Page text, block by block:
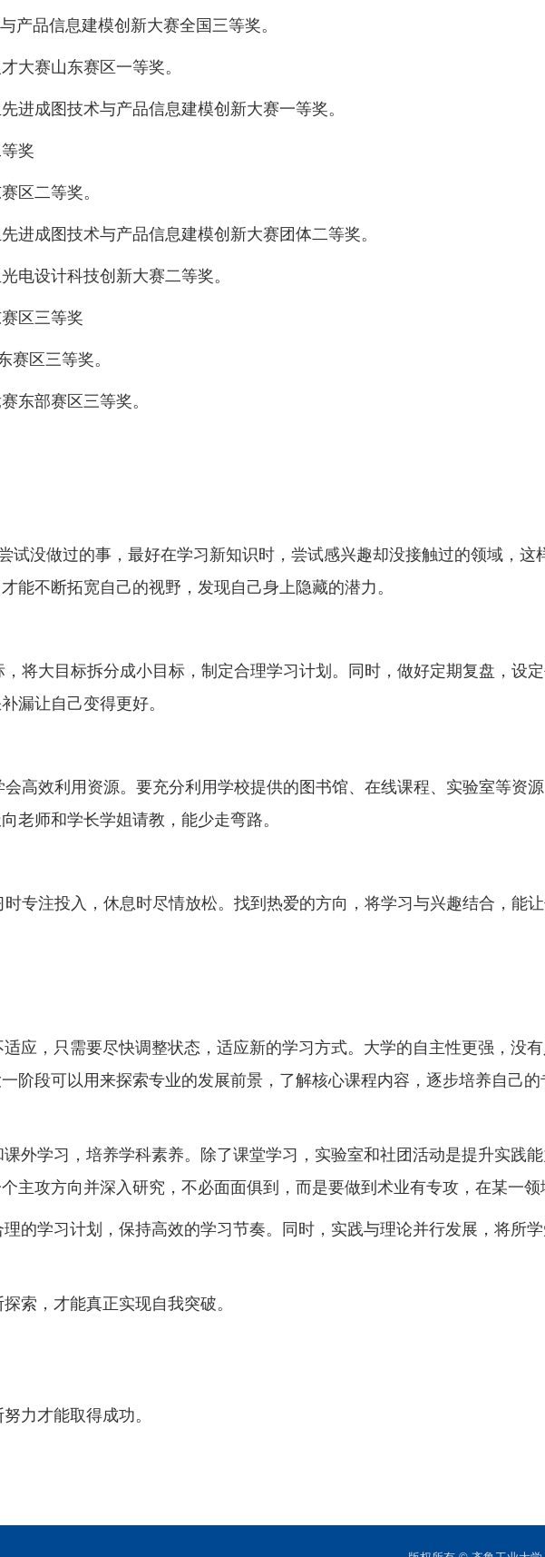
产品信息建模创新大赛全国三等奖。
大赛山东赛区一等奖。
进成图技术与产品信息建模创新大赛一等奖。
奖
区二等奖。
进成图技术与产品信息建模创新大赛团体二等奖。
电设计科技创新大赛二等奖。
区三等奖
赛区三等奖。
东部赛区三等奖。
试没做过的事，最好在学习新知识时，尝试感兴趣却没接触过的领域，这
能不断拓宽自己的视野，发现自己身上隐藏的潜力。
将大目标拆分成小目标，制定合理学习计划。同时，做好定期复盘，设
漏让自己变得更好。
高效利用资源。要充分利用学校提供的图书馆、在线课程、实验室等资
老师和学长学姐请教，能少走弯路。
专注投入，休息时尽情放松。找到热爱的方向，将学习与兴趣结合，能
应，只需要尽快调整状态，适应新的学习方式。大学的自主性更强，没
阶段可以用来探索专业的发展前景，了解核心课程内容，逐步培养自己
外学习，培养学科素养。除了课堂学习，实验室和社团活动是提升实践
主攻方向并深入研究，不必面面俱到，而是要做到术业有专攻，在某一领
的学习计划，保持高效的学习节奏。同时，实践与理论并行发展，将所
索，才能真正实现自我突破。
力才能取得成功。